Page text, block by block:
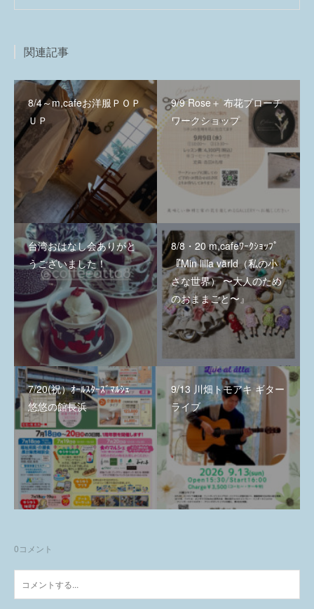
関連記事
8/4～m,cafeお洋服ＰＯＰ
ＵＰ
9/9 Rose＋ 布花ブローチ
ワークショップ
台湾おはなし会ありがと
うございました！
8/8・20 m,cafeﾜｰｸｼｮｯﾌﾟ
『Min lilla värld（私の小
さな世界） 〜大人のため
のおままごと〜』
7/20(祝）ｵｰﾙｽﾀｰｽﾞﾏﾙｼｪ
悠悠の館長浜
9/13 川畑トモアキ ギター
ライブ
0コメント